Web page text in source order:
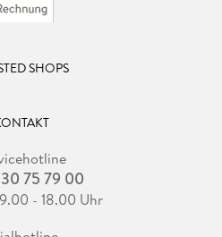
SHOPS
75 79 00
- 18.00 Uhr